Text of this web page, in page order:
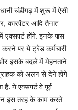
चंडीगढ़ में शुरू में ऐसी
कारपेंटर आदि तैनात
एक्सपर्ट होंगे. इनके पास
पर ये ट्रेंड कर्मचारी
इसके बदले में मेहनताने
को अलग से देने होंगे
ये एक्सपर्ट वे पूर्व
इस तरह के काम करते